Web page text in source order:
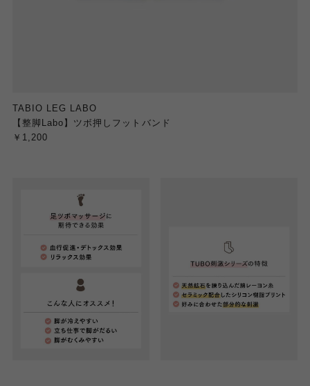
TABIO LEG LABO
【整脚Labo】ツボ押しフットバンド
￥1,200